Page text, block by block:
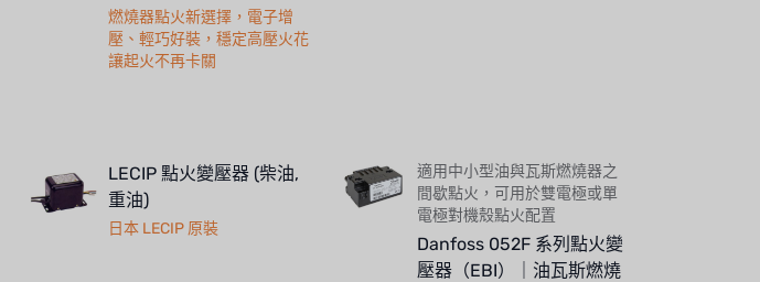
燃燒器點火新選擇，電子增
壓、輕巧好裝，穩定高壓火花
讓起火不再卡關
LECIP 點火變壓器 (柴油,
重油)
日本 LECIP 原裝
適用中小型油與瓦斯燃燒器之
間歇點火，可用於雙電極或單
電極對機殼點火配置
Danfoss 052F 系列點火變
壓器（EBI）｜油瓦斯燃燒